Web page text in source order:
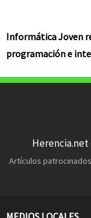
Informática Joven
programación e
Artículos patrocinados